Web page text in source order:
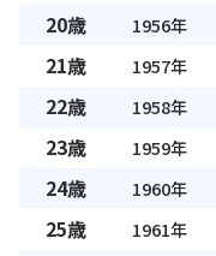
20歳 1956年
21歳 1957年
22歳 1958年
23歳 1959年
24歳 1960年
25歳 1961年